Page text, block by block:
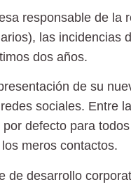
responsable de la
las incidencias
dos años.
de su
sociales. Entre
defecto para
meros contactos.
de desarrollo